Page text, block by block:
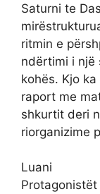
Saturni te
ritmin e
ndërtimi i një
kohës. Kjo
raport me
shkurtit deri
riorganizime
Luani